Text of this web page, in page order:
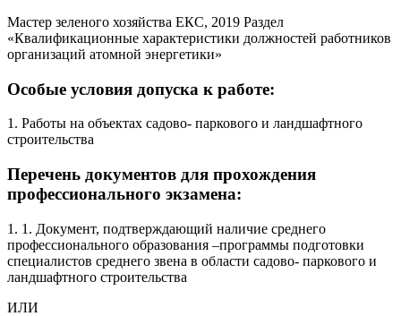
Мастер зеленого хозяйства ЕКС, 2019 Раздел
«Квалификационные характеристики должностей работников
организаций атомной энергетики»
Особые условия допуска к работе:
1. Работы на объектах садово- паркового и ландшафтного
строительства
Перечень документов для прохождения
профессионального экзамена:
1. 1. Документ, подтверждающий наличие среднего
профессионального образования –программы подготовки
специалистов среднего звена в области садово- паркового и
ландшафтного строительства
ИЛИ